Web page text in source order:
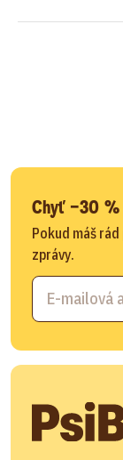
Chyť −30
Pokud máš
zprávy.